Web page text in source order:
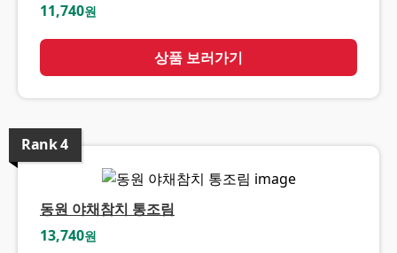
11,740원
상품 보러가기
Rank4
동원 야채참치 통조림
13,740원